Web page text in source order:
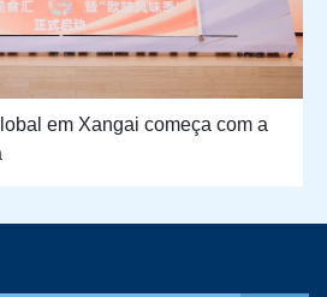
em Xangai começa com a